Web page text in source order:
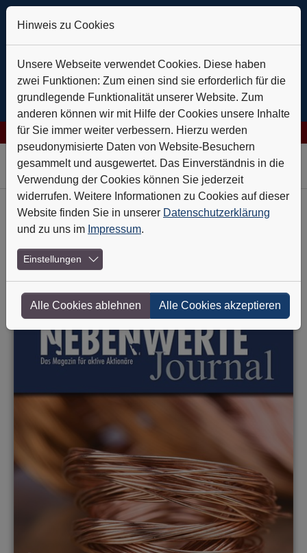
AG: Verlässlich auf Kurs+++Daldrup & Söhne: Geothermie
Skip to main navigation
Skip to main content
Skip to page footer
Heft-Archiv
Nr. 2 - Februar 2022
Mehr Glanz denn je
Hinweis zu Cookies
Unsere Webseite verwendet Cookies. Diese haben
zwei Funktionen: Zum einen sind sie erforderlich für die
grundlegende Funktionalität unserer Website. Zum
anderen können wir mit Hilfe der Cookies unsere Inhalte
für Sie immer weiter verbessern. Hierzu werden
pseudonymisierte Daten von Website-Besuchern
gesammelt und ausgewertet. Das Einverständnis in die
Verwendung der Cookies können Sie jederzeit
widerrufen. Weitere Informationen zu Cookies auf dieser
Website finden Sie in unserer Datenschutzerklärung
und zu uns im Impressum.
Einstellungen
Alle Cookies ablehnen Alle Cookies akzeptieren